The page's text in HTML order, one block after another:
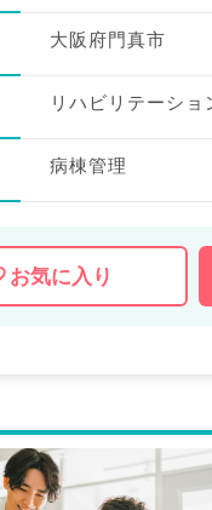
大阪府門真市
リハビリテーショ
病棟管理
お気に入り